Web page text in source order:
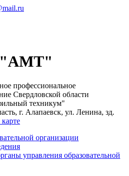
профессиональное
Свердловской области
техникум"
г. Алапаевск, ул. Ленина, зд.
организации
управления образовательной